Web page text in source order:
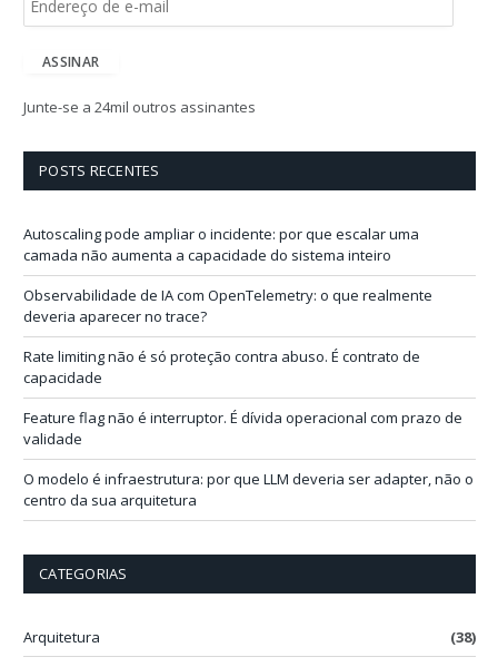
e
ç
i
l
ASSINAR
Junte-se a 24mil outros assinantes
POSTS RECENTES
Autoscaling pode ampliar o incidente: por que escalar uma
camada não aumenta a capacidade do sistema inteiro
Observabilidade de IA com OpenTelemetry: o que realmente
deveria aparecer no trace?
Rate limiting não é só proteção contra abuso. É contrato de
capacidade
Feature flag não é interruptor. É dívida operacional com prazo de
validade
O modelo é infraestrutura: por que LLM deveria ser adapter, não o
centro da sua arquitetura
CATEGORIAS
Arquitetura
(38)